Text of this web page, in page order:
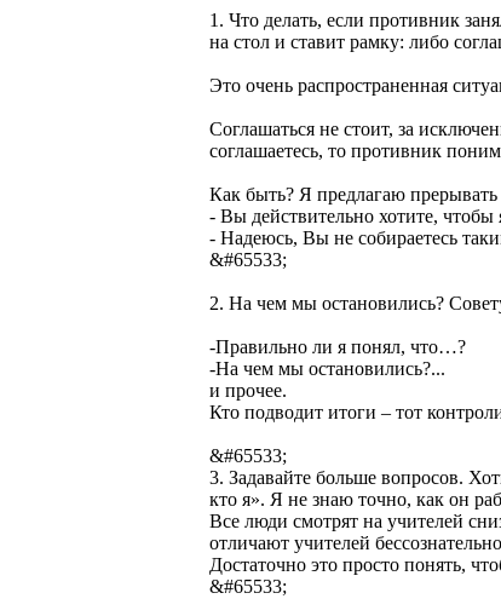
1. Что делать, если противник
на стол и ставит рамку: либо
Это очень распространенная
Соглашаться не стоит, за
соглашаетесь, то противник
Как быть? Я предлагаю
- Вы действительно хотите,
- Надеюсь, Вы не собираетесь
&#65533;
2. На чем мы остановились?
-Правильно ли я понял, что…?
-На чем мы остановились?...
и прочее.
Кто подводит итоги – тот
&#65533;
3. Задавайте больше вопросов.
кто я». Я не знаю точно, как он
Все люди смотрят на учителей
отличают учителей
Достаточно это просто понять,
&#65533;